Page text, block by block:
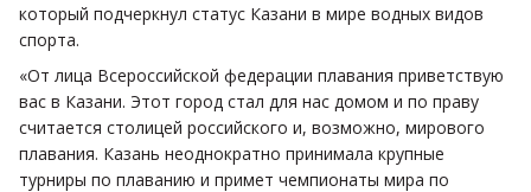
который подчеркнул статус Казани в мире водных видов
спорта.
«От лица Всероссийской федерации плавания приветствую
вас в Казани. Этот город стал для нас домом и по праву
считается столицей российского и, возможно, мирового
плавания. Казань неоднократно принимала крупные
турниры по плаванию и примет чемпионаты мира по